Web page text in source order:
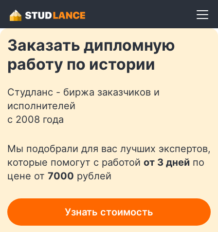
Заказать дипломную
работу по истории
Студланс - биржа заказчиков и
исполнителей
с 2008 года
Мы подобрали для вас лучших экспертов,
которые помогут с работой от 3 дней по
цене от 7000 рублей
Узнать стоимость